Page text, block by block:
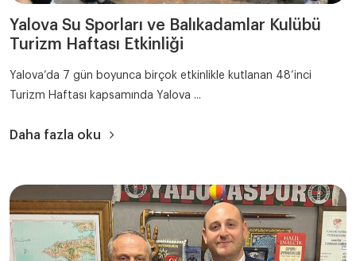
Yalova Su Sporları ve Balıkadamlar Kulübü
Turizm Haftası Etkinliği
Yalova’da 7 gün boyunca birçok etkinlikle kutlanan 48’inci
Turizm Haftası kapsamında Yalova ...
Daha fazla oku